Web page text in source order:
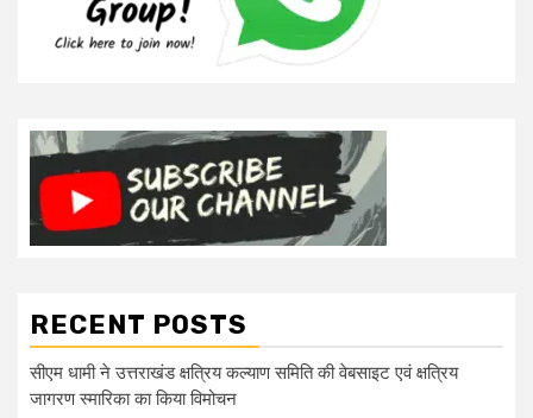
RECENT POSTS
सीएम धामी ने उत्तराखंड क्षत्रिय कल्याण समिति की वेबसाइट एवं क्षत्रिय
जागरण स्मारिका का किया विमोचन